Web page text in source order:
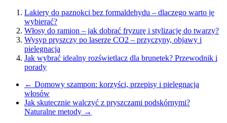
Lakiery do paznokci bez formaldehydu – dlaczego warto je
wybierać?
Włosy do ramion – jak dobrać fryzurę i stylizację do twarzy?
Wysyp pryszczy po laserze CO2 – przyczyny, objawy i
pielęgnacja
Jak wybrać idealny rozświetlacz dla brunetek? Przewodnik i
porady
← Domowy szampon: korzyści, przepisy i pielęgnacja
włosów
Jak skutecznie walczyć z pryszczami podskórnymi?
Naturalne metody →